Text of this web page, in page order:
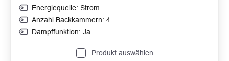
Energiequelle: Strom
Anzahl Backkammern: 4
Dampffunktion: Ja
Produkt auswählen